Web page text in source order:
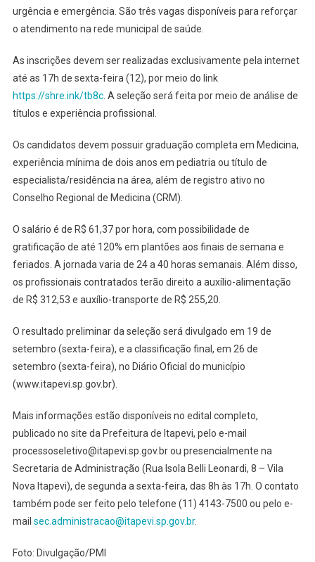
Pediatras
E
urgência e emergência. São três vagas disponíveis para reforçar
o atendimento na rede municipal de saúde.
As inscrições devem ser realizadas exclusivamente pela internet
até as 17h de sexta-feira (12), por meio do link
https://shre.ink/tb8c. A seleção será feita por meio de análise de
títulos e experiência profissional.
Os candidatos devem possuir graduação completa em Medicina,
experiência mínima de dois anos em pediatria ou título de
especialista/residência na área, além de registro ativo no
Conselho Regional de Medicina (CRM).
O salário é de R$ 61,37 por hora, com possibilidade de
gratificação de até 120% em plantões aos finais de semana e
feriados. A jornada varia de 24 a 40 horas semanais. Além disso,
os profissionais contratados terão direito a auxílio-alimentação
de R$ 312,53 e auxílio-transporte de R$ 255,20.
O resultado preliminar da seleção será divulgado em 19 de
setembro (sexta-feira), e a classificação final, em 26 de
setembro (sexta-feira), no Diário Oficial do município
(www.itapevi.sp.gov.br).
Mais informações estão disponíveis no edital completo,
publicado no site da Prefeitura de Itapevi, pelo e-mail
processoseletivo@itapevi.sp.gov.br ou presencialmente na
Secretaria de Administração (Rua Isola Belli Leonardi, 8 – Vila
Nova Itapevi), de segunda a sexta-feira, das 8h às 17h. O contato
também pode ser feito pelo telefone (11) 4143-7500 ou pelo e-
mail sec.administracao@itapevi.sp.gov.br.
Foto: Divulgação/PMI